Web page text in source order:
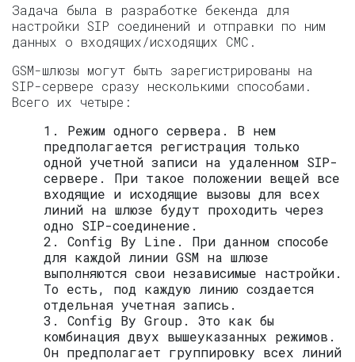
Задача была в разработке бекенда для
настройки SIP соединений и отправки по ним
данных о входящих/исходящих СМС.
GSM-шлюзы могут быть зарегистрированы на
SIP-сервере сразу несколькими способами.
Всего их четыре:
1. Режим одного сервера. В нем
предполагается регистрация только
одной учетной записи на удаленном SIP-
сервере. При такое положении вещей все
входящие и исходящие вызовы для всех
линий на шлюзе будут проходить через
одно SIP-соединение.
2. Config By Line. При данном способе
для каждой линии GSM на шлюзе
выполняются свои независимые настройки.
То есть, под каждую линию создается
отдельная учетная запись.
3. Config By Group. Это как бы
комбинация двух вышеуказанных режимов.
Он предполагает группировку всех линий